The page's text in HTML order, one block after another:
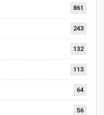
861
243
132
113
64
56